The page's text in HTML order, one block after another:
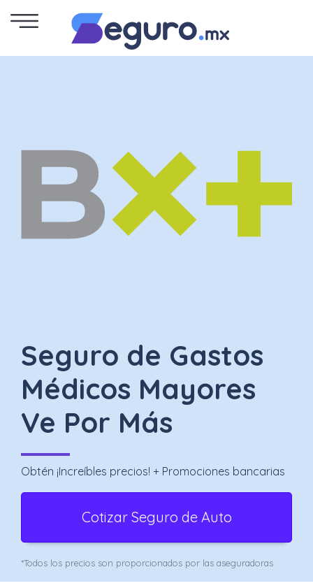
Seguro
para
Motos
Cotizar
–
Chofer
App
Seguro
de
Gastos
Médicos
Mayores
Noticias
Seguro de Gastos
Médicos Mayores
Ve Por Más
Obtén ¡Increíbles precios! + Promociones bancarias
Cotizar Seguro de Auto
*Todos los precios son proporcionados por las aseguradoras